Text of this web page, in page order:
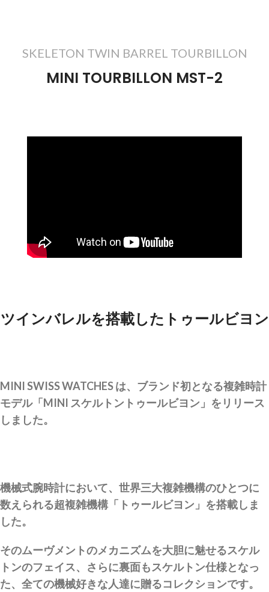
SKELETON TWIN BARREL TOURBILLON
MINI TOURBILLON MST-2
ツインバレルを搭載したトゥールビヨン
MINI SWISS WATCHES は、ブランド初となる複雑時計
モデル「MINI スケルトントゥールビヨン」をリリース
しました。
機械式腕時計において、世界三大複雑機構のひとつに
数えられる超複雑機構「トゥールビヨン」を搭載しま
した。
そのムーヴメントのメカニズムを大胆に魅せるスケル
トンのフェイス、さらに裏面もスケルトン仕様となっ
た、全ての機械好きな人達に贈るコレクションです。